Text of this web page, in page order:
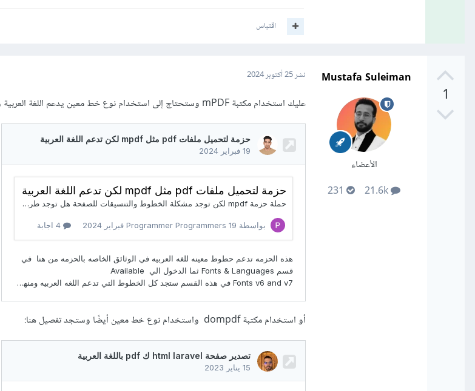
اقتباس
1
Mustafa Suleiman
الأعضاء
نشر25 أكتوبر 2024
عليك استخدام مكتبة mPDF وستحتاج إلى استخدام نوع خط معين يدعم اللغة العربية وذلك موضح هنا:
أو استخدام مكتبة dompdf واستخدام نوع خط معين أيضًا وستجد تفصيل هنا: